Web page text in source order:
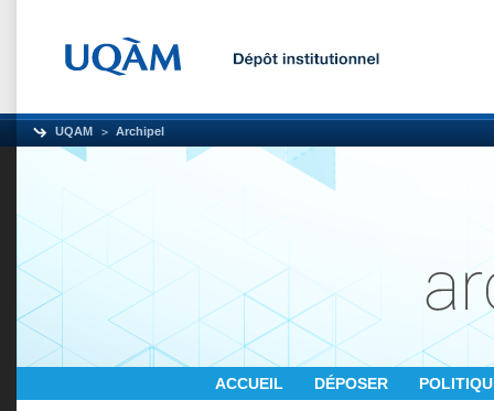
UQAM Archipel
ACCUEIL DÉPOSER